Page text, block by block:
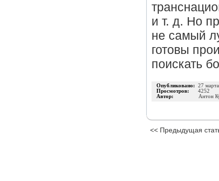
и т. д. Но
не самый
готовы
поискать
Опубликовано: 27
Просмотров: 4252
Автор:
Антон
<< Предыдущая